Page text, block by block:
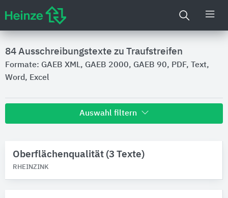
84 Ausschreibungstexte zu Traufstreifen
Formate: GAEB XML, GAEB 2000, GAEB 90, PDF, Text,
Word, Excel
Auswahl filtern
RHEINZINK
BMI Deutschland BRAAS
Oberflächenqualität (3 Texte)
RHEINZINK